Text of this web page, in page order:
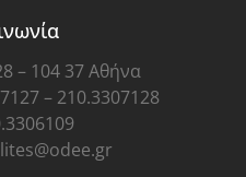
– 104 37 Αθήνα
– 210.3307128